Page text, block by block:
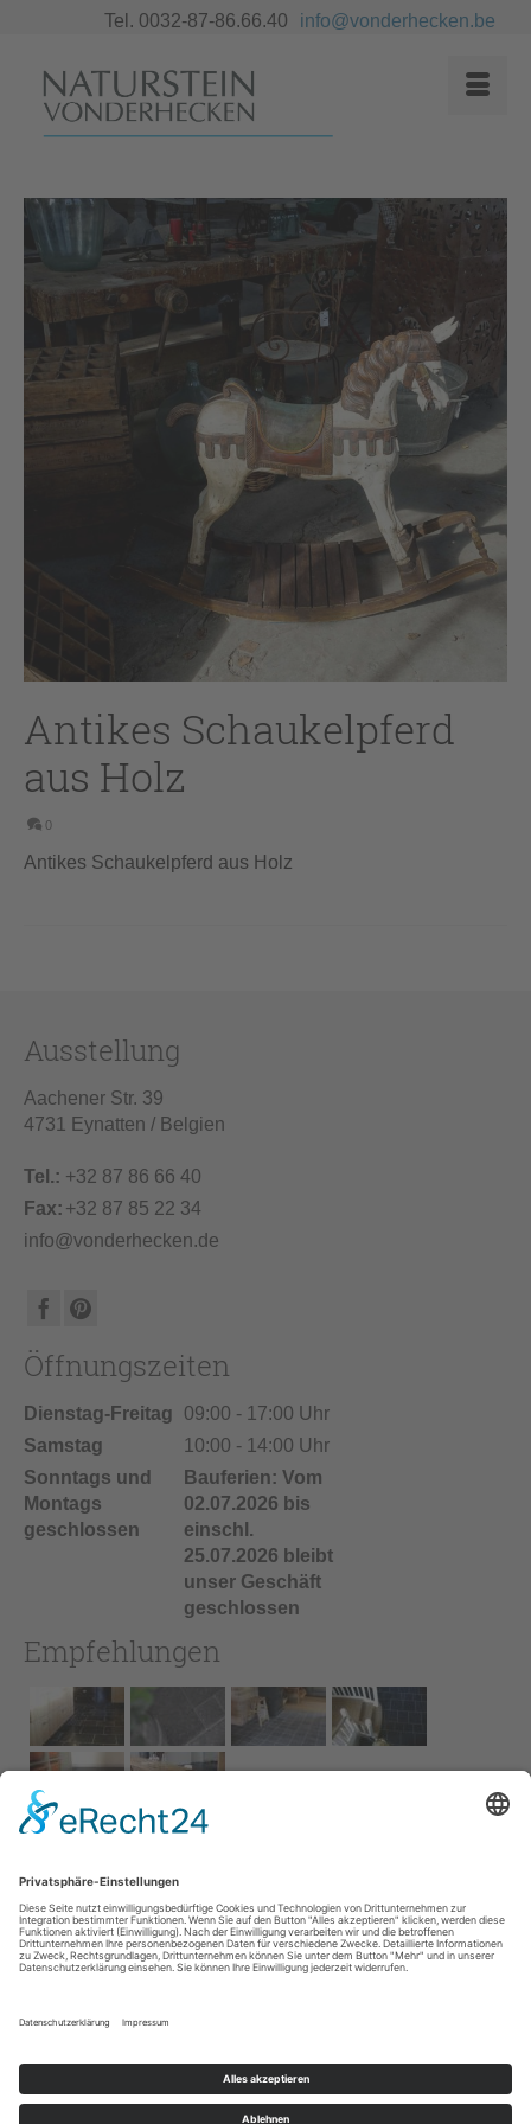
Tel. 0032-87-86.66.40 info@vonderhecken.be
Antikes Schaukelpferd
aus Holz
0
Antikes Schaukelpferd aus Holz
Ausstellung
Aachener Str. 39
4731 Eynatten / Belgien
Tel.: +32 87 86 66 40
Fax: +32 87 85 22 34
info@vonderhecken.de
Öffnungszeiten
Dienstag-Freitag
09:00 - 17:00 Uhr
Samstag
10:00 - 14:00 Uhr
Sonntags und
Montags
geschlossen
Bauferien: Vom
02.07.2026 bis
einschl.
25.07.2026 bleibt
unser Geschäft
geschlossen
Empfehlungen
Impressum
AGB
Service